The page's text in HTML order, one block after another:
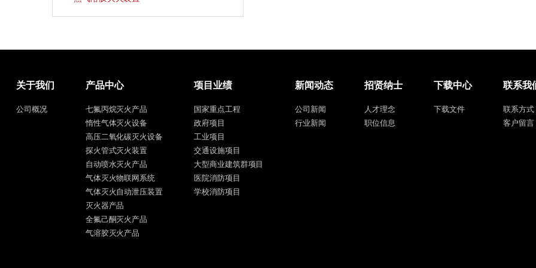
关于我们
公司概况
产品中心
七氟丙烷灭火产品
惰性气体灭火设备
高压二氧化碳灭火设备
探火管式灭火装置
自动喷水灭火产品
气体灭火物联网系统
气体灭火自动泄压装置
灭火器产品
全氟己酮灭火产品
气溶胶灭火产品
项目业绩
国家重点工程
政府项目
工业项目
交通设施项目
大型商业建筑群项目
医院消防项目
学校消防项目
新闻动态
公司新闻
行业新闻
招贤纳士
人才理念
职位信息
下载中心
下载文件
联系我
联系方式
客户留言